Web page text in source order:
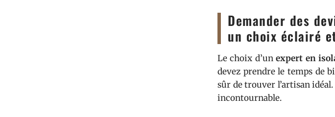
Demander des
un choix éclairé
Le choix d’unexpert en
devez prendre le temps de
sûr de trouver l’artisan
incontournable.